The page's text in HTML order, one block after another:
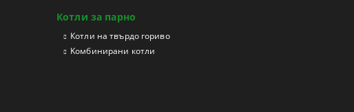
Котли за парно
Котли на твърдо гориво
Kомбинирани котли